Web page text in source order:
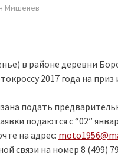
Мишенев
в районе деревни
2017 года на
подать
подаются c “02”
на адрес:
связи на номер 8 (499)